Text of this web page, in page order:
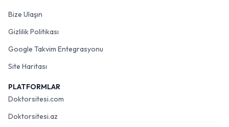
Bize Ulaşın
Gizlilik Politikası
Google Takvim Entegrasyonu
Site Haritası
PLATFORMLAR
Doktorsitesi.com
Doktorsitesi.az